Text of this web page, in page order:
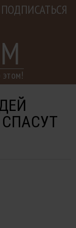
этом!
ПОДПИСАТЬСЯ